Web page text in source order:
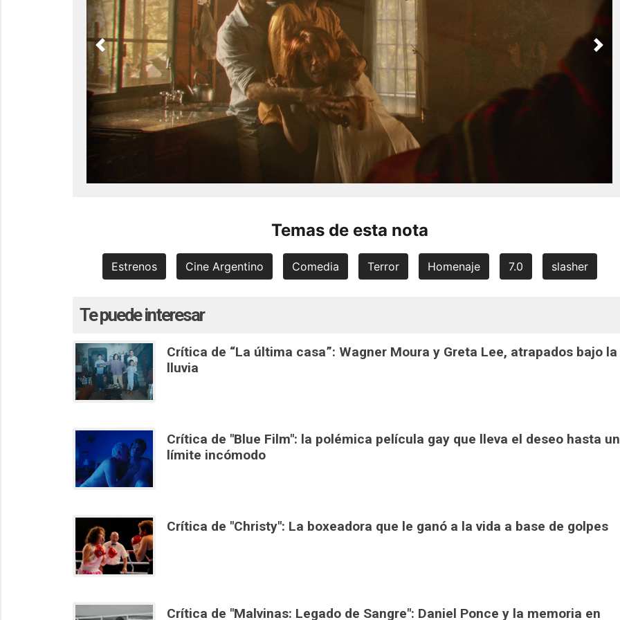
Previous Next
Temas de esta nota
Estrenos Cine Argentino Comedia Terror Homenaje 7.0 slasher
Te puede interesar
Crítica de “La última casa”: Wagner Moura y Greta Lee, atrapados bajo la
lluvia
Crítica de "Blue Film": la polémica película gay que lleva el deseo hasta un
límite incómodo
Crítica de "Christy": La boxeadora que le ganó a la vida a base de golpes
Crítica de "Malvinas: Legado de Sangre": Daniel Ponce y la memoria en